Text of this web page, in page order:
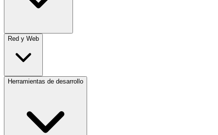
Red y Web
Herramientas de desarrollo